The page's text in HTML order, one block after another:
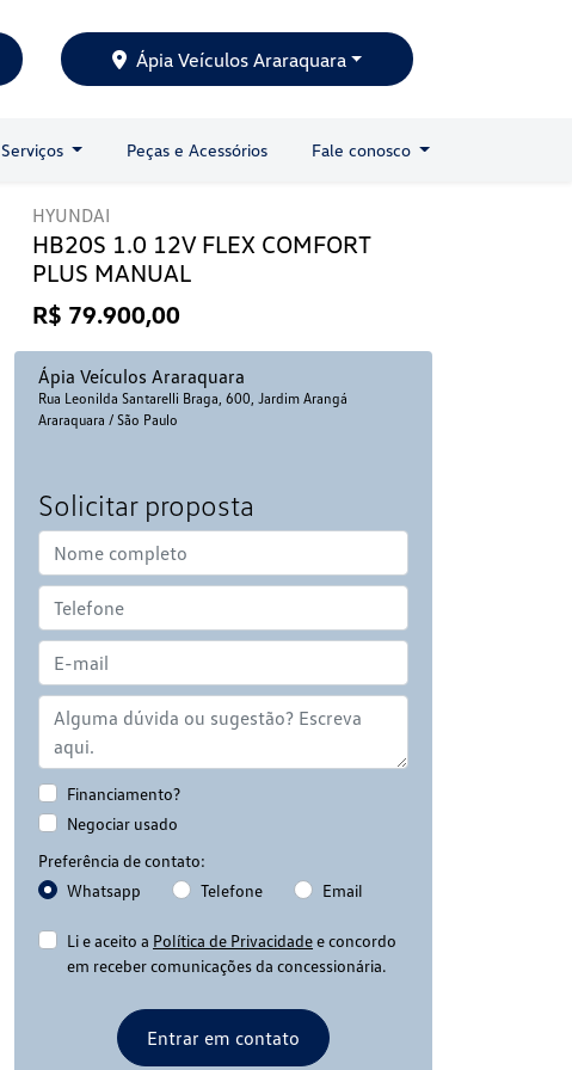
Ápia Veículos Araraquara
Serviços Peças e Acessórios Fale conosco
HYUNDAI
HB20S 1.0 12V FLEX COMFORT
PLUS MANUAL
R$ 79.900,00
Ápia Veículos Araraquara
Rua Leonilda Santarelli Braga, 600, Jardim Arangá
Araraquara / São Paulo
Solicitar proposta
Financiamento?
Negociar usado
Preferência de contato:
Whatsapp
Telefone Email
Li e aceito a Política de Privacidadee concordo
em receber comunicações da concessionária.
Entrar em contato